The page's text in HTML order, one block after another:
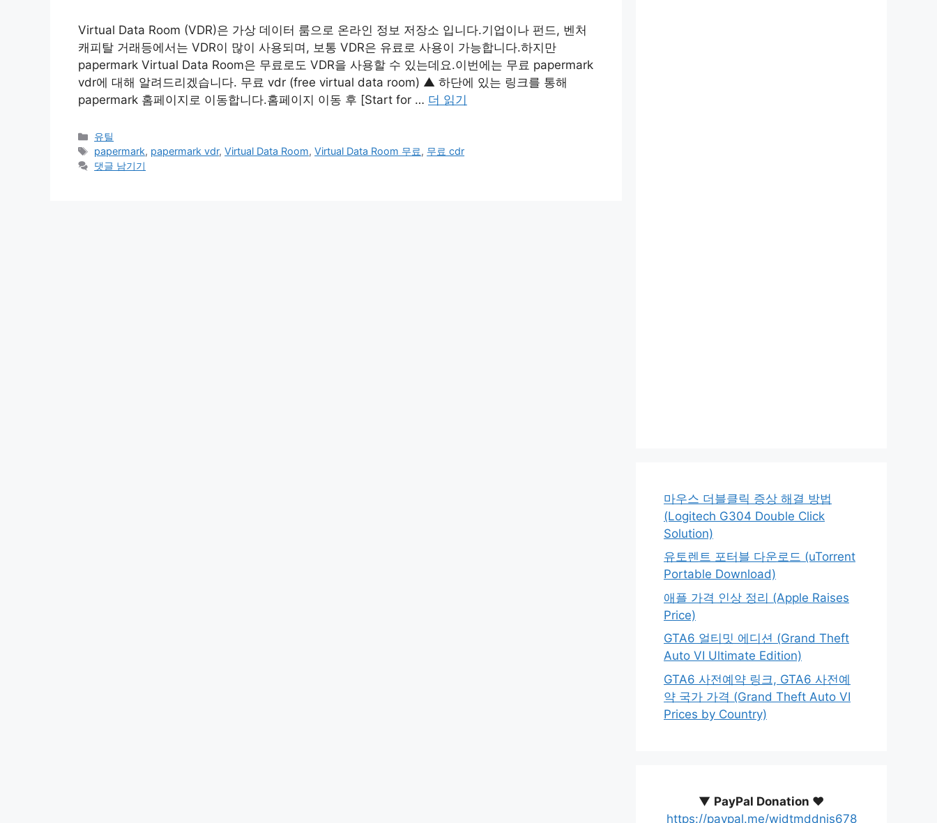
Virtual Data Room (VDR)은 가상 데이터 룸으로 온라인 정보 저장소 입니다.기업이나 펀드, 벤처
캐피탈 거래등에서는 VDR이 많이 사용되며, 보통 VDR은 유료로 사용이 가능합니다.하지만
papermark Virtual Data Room은 무료로도 VDR을 사용할 수 있는데요.이번에는 무료 papermark
vdr에 대해 알려드리겠습니다. 무료 vdr (free virtual data room) ▲ 하단에 있는 링크를 통해
papermark 홈페이지로 이동합니다.홈페이지 이동 후 [Start for … 더 읽기
카
테
고
유틸
태
그
papermark, papermark vdr,Virtual Data Room,Virtual Data Room 무료, 무료 cdr
댓글 남기기
마우스 더블클릭 증상 해결 방법
(Logitech G304 Double Click
Solution)
유토렌트 포터블 다운로드 (uTorrent
Portable Download)
애플 가격 인상 정리 (Apple Raises
Price)
GTA6 얼티밋 에디션 (Grand Theft
Auto VI Ultimate Edition)
GTA6 사전예약 링크, GTA6 사전예
약 국가 가격 (Grand Theft Auto VI
Prices by Country)
▼ PayPal Donation ♥️
https://paypal.me/wjdtmddnjs678